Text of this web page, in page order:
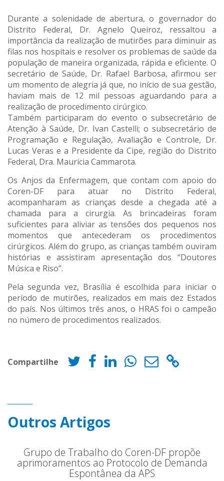
Durante a solenidade de abertura, o governador do
Distrito Federal, Dr. Agnelo Queiroz, ressaltou a
importância da realização de mutirões para diminuir as
filas nos hospitais e resolver os problemas de saúde da
população de maneira organizada, rápida e eficiente. O
secretário de Saúde, Dr. Rafael Barbosa, afirmou ser
um momento de alegria já que, no início de sua gestão,
haviam mais de 12 mil pessoas aguardando para a
realização de procedimento cirúrgico.
Também participaram do evento o subsecretário de
Atenção à Saúde, Dr. Ivan Castelli; o subsecretário de
Programação e Regulação, Avaliação e Controle, Dr.
Lucas Veras e a Presidente da Cipe, região do Distrito
Federal, Dra. Maurícia Cammarota.
Os Anjos da Enfermagem, que contam com apoio do
Coren-DF para atuar no Distrito Federal,
acompanharam as crianças desde a chegada até a
chamada para a cirurgia. As brincadeiras foram
suficientes para aliviar as tensões dos pequenos nos
momentos que antecederam os procedimentos
cirúrgicos. Além do grupo, as crianças também ouviram
histórias e assistiram apresentação dos “Doutores
Música e Riso”.
Pela segunda vez, Brasília é escolhida para iniciar o
período de mutirões, realizados em mais dez Estados
do país. Nos últimos três anos, o HRAS foi o campeão
no número de procedimentos realizados.
Compartilhe
Outros Artigos
Grupo de Trabalho do Coren-DF propõe
aprimoramentos ao Protocolo de Demanda
Espontânea da APS